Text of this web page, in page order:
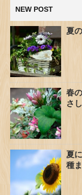
NEW POST
夏
春
さ
夏
種